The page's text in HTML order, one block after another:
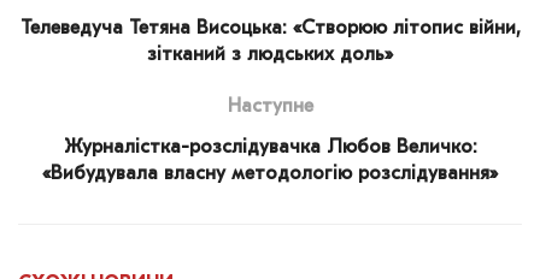
Телеведуча Тетяна Висоцька: «Створюю літопис війни,
зітканий з людських доль»
Наступне
Журналістка-розслідувачка Любов Величко:
«Вибудувала власну методологію розслідування»